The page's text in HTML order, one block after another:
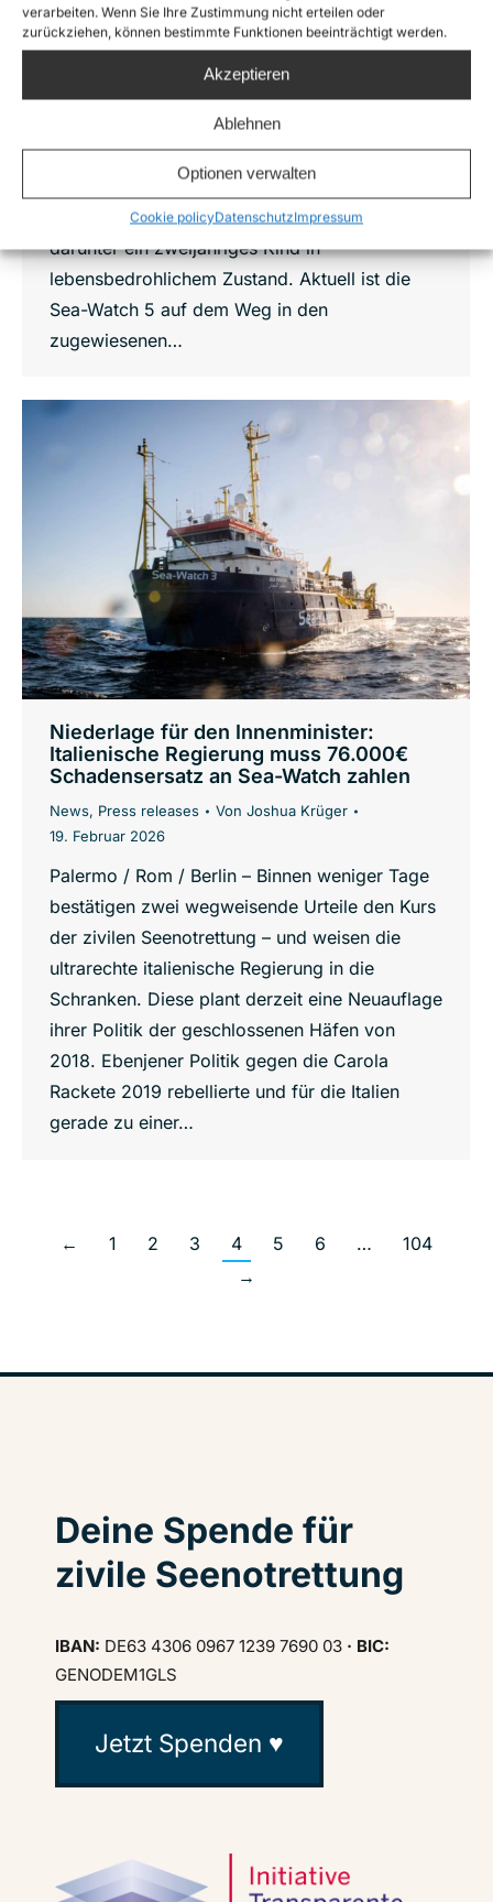
verarbeiten. Wenn Sie Ihre Zustimmung nicht erteilen oder
zurückziehen, können bestimmte Funktionen beeinträchtigt werden.
Akzeptieren
Ablehnen
Optionen verwalten
Cookie policyDatenschutzImpressum
Am 15. März 2026 rettete die Sea-Watch 5
Crew 93 Menschen in Seenot in
schwangere Frauen, Kinder und unbegleitete
Minderjährige. Neun gerettete Personen
mussten noch in derselben Nacht durch die
italienische Küstenwache evakuiert werden,
darunter ein zweijähriges Kind in
lebensbedrohlichem Zustand. Aktuell ist die
Sea-Watch 5 auf dem Weg in den
zugewiesenen…
Niederlage für den Innenminister:
Italienische Regierung muss 76.000€
Schadensersatz an Sea-Watch zahlen
News, Press releases Von Joshua Krüger
19. Februar 2026
Palermo / Rom / Berlin – Binnen weniger Tage
bestätigen zwei wegweisende Urteile den Kurs
der zivilen Seenotrettung – und weisen die
ultrarechte italienische Regierung in die
Schranken. Diese plant derzeit eine Neuauflage
ihrer Politik der geschlossenen Häfen von
2018. Ebenjener Politik gegen die Carola
Rackete 2019 rebellierte und für die Italien
gerade zu einer…
← 1 2 3 4 5 6 …
104
→
Deine Spende für
zivile Seenotrettung
IBAN: DE63 4306 0967 1239 7690 03 · BIC:
GENODEM1GLS
Jetzt Spenden ♥